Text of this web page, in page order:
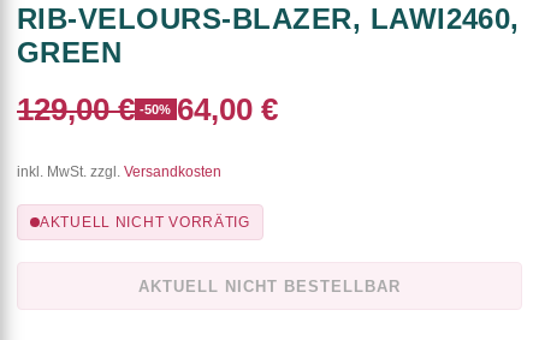
RIB-VELOURS-BLAZER, LAWI2460,
GREEN
129,00 € -50% 64,00 €
inkl. MwSt. zzgl. Versandkosten
AKTUELL NICHT VORRÄTIG
AKTUELL NICHT BESTELLBAR